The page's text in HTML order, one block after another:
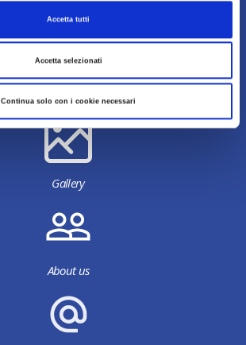
Accetta tutti
Accetta selezionati
Continua solo con i cookie necessari
Download
Gallery
About us